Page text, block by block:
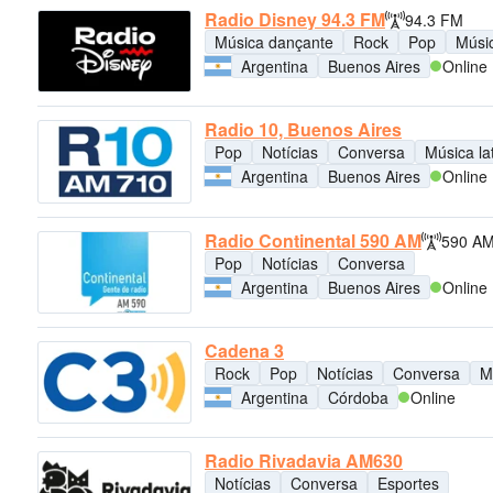
Radio Disney 94.3 FM
94.3 FM
Música dançante
Rock Pop
Argentina
Buenos Aires Online
Radio 10, Buenos Aires
Pop Notícias Conversa
Música
Argentina
Buenos Aires Online
Radio Continental 590 AM
590
Pop
Notícias
Conversa
Argentina
Buenos Aires Online
Cadena 3
Rock Pop Notícias Conversa
Argentina
Córdoba Online
Radio Rivadavia AM630
Notícias Conversa Esportes